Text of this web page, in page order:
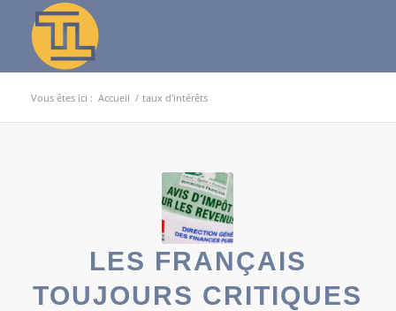
Vous êtes ici : Accueil / taux d'intérêts
LES FRANÇAIS
TOUJOURS CRITIQUES